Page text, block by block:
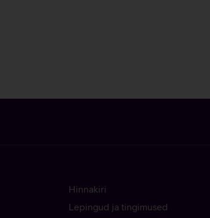
Hinnakiri
Lepingud ja tingimused